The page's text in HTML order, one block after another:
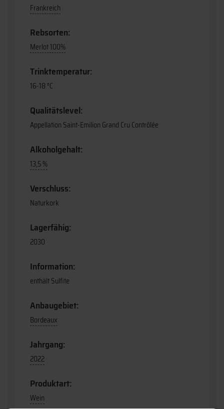
Frankreich
Rebsorten:
Merlot 100%
Trinktemperatur:
16-18 °C
Qualitätslevel:
Appellation Saint-Emilion Grand Cru Contrôlée
Alkoholgehalt:
13,5 %
Verschluss:
Naturkork
Lagerfähig:
2030
Information:
enthält Sulfite
Anbaugebiet:
Bordeaux
Jahrgang:
2022
Produktart:
Wein